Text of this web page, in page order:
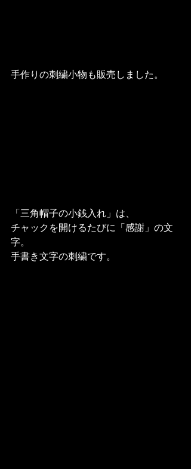
手作りの刺繍小物も販売しました。
「三角帽子の小銭入れ」は、
チャックを開けるたびに「感謝」の文
字。
手書き文字の刺繍です。